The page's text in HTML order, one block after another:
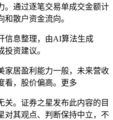
。通过逐笔交易单成交金额计
散户资金流向。
息整理，由AI算法生成
投资建议。
居盈利能力一般，未来营收
看，股价偏高。更多
。证券之星发布此内容的目
对其观点、判断保持中立，不